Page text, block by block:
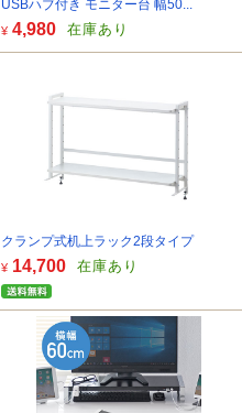
USBハブ付き モニター台 幅50...
¥ 4,980 在庫あり
クランプ式机上ラック2段タイプ
¥ 14,700 在庫あり